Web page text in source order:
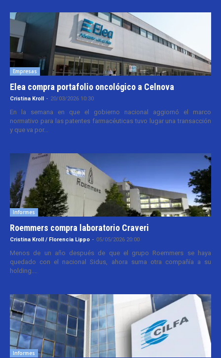
Empresas
Elea compra portafolio oncológico a Celnova
Cristina Kroll - 20/03/2026 10:30
En la semana en que el gobierno nacional aggiornó el marco
normativo para las patentes farmacéuticas tuvo lugar una transacción
y que va por...
Informes
Roemmers compra laboratorio Craveri
Cristina Kroll / Florencia Lippo - 05/05/2026 20:00
Menos de un año después de que el grupo Roemmers se haya
quedado con el nacional Sidus, ahora suma otra compañía a su
holding....
Informes